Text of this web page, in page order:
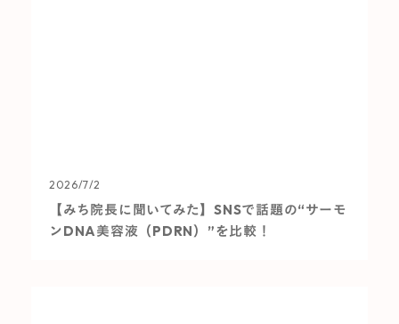
2026/7/2
【みち院長に聞いてみた】SNSで話題の“サーモ
ンDNA美容液（PDRN）”を比較！